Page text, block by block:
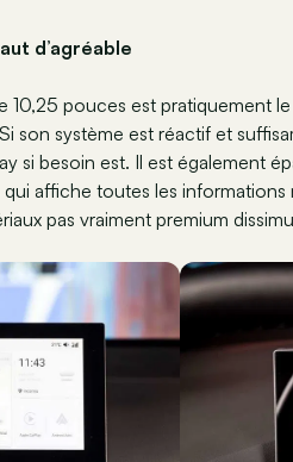
d’agréable
10,25 pouces est pratiquement
son système est réactif et
si besoin est. Il est également
affiche toutes les informations
pas vraiment premium